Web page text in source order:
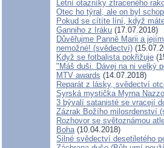
Letní otazníky ztraceného
Otec ho týral, ale on byl
Pokud se cítíte líní, když
Ganniho z Iráku (17.07.2018)
Důvěřujme Panně Marii a
nemožné! (svědectví)
Když se fotbalista pokřižuje
"Máš duši. Dávej na ni velký
MTV awards (14.07.2018)
Reparát z lásky, svědectví
Syrská mystička Myrna
3 bývalí satanisté se vracejí
Zázrak Božího milosrdenství
Rozhovor se světoznámou
Boha(10.04.2018)
Silné svědectví desetiletého